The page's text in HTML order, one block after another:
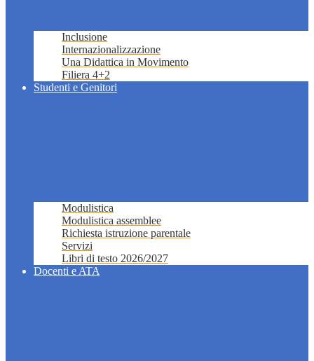
Inclusione
Internazionalizzazione
Una Didattica in Movimento
Filiera 4+2
Studenti e Genitori
Modulistica
Modulistica assemblee
Richiesta istruzione parentale
Servizi
Libri di testo 2026/2027
Docenti e ATA